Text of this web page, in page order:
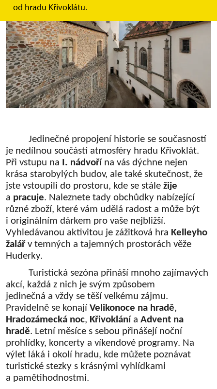
od hradu Křivoklátu.
Jedinečné propojení historie se současností
je nedílnou součástí atmosféry hradu Křivoklát.
Při vstupu na I. nádvořína vás dýchne nejen
krása starobylých budov, ale také skutečnost, že
jste vstoupili do prostoru, kde se stále žije
a pracuje. Naleznete tady obchůdky nabízející
různé zboží, které vám udělá radost a může být
i originálním dárkem pro vaše nejbližší.
Vyhledávanou aktivitou je zážitková hra Kelleyho
žalářv temných a tajemných prostorách věže
Huderky.
Turistická sezóna přináší mnoho zajímavých
akcí, každá z nich je svým způsobem
jedinečná a vždy se těší velkému zájmu.
Pravidelně se konajíVelikonoce na hradě,
Hradozámecká noc, Křivoklánía Advent na
hradě. Letní měsíce s sebou přinášejí noční
prohlídky, koncerty a víkendové programy. Na
výlet láká i okolí hradu, kde můžete poznávat
turistické stezky s krásnými vyhlídkami
a pamětihodnostmi.